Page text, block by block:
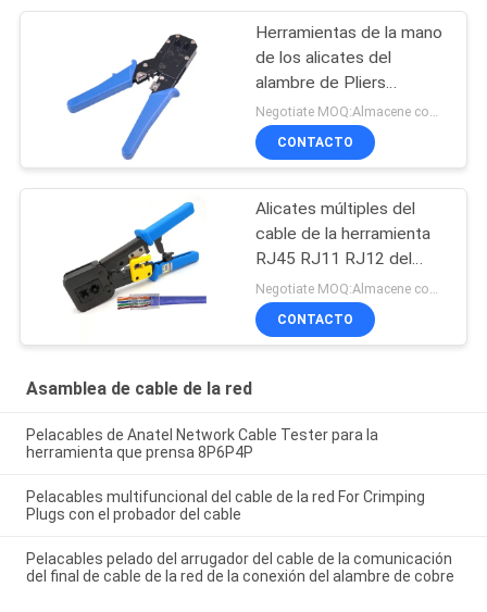
Herramientas de la mano
de los alicates del
alambre de Pliers
Networking Cable del
pelacables de la red que
prensan
Negotiate MOQ:Almacene como petición del cliente, tipo modificado para requisitos particulares 300 cartones.
CONTACTO
Alicates múltiples del
cable de la herramienta
RJ45 RJ11 RJ12 del
cable de la red que
prensan
Negotiate MOQ:Almacene como petición del cliente, tipo modificado para requisitos particulares 300 cartones.
CONTACTO
Asamblea de cable de la red
Pelacables de Anatel Network Cable Tester para la
herramienta que prensa 8P6P4P
Pelacables multifuncional del cable de la red For Crimping
Plugs con el probador del cable
Pelacables pelado del arrugador del cable de la comunicación
del final de cable de la red de la conexión del alambre de cobre